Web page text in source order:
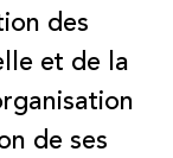
des
et de la
de ses